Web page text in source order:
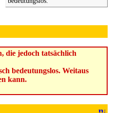
die jedoch tatsächlich
bedeutungslos. Weitaus
kann.